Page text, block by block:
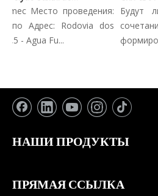
Место проведения:
Адрес: Rodovia dos
Agua Fu...
Будут ли
сочетании
НАШИ ПРОДУКТЫ
ПРЯМАЯ ССЫЛКА